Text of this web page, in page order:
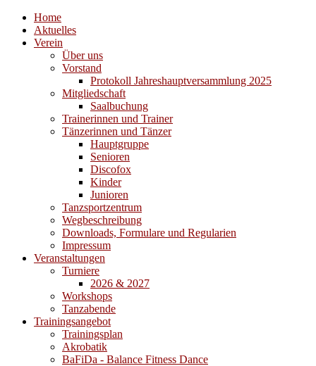
Home
Aktuelles
Verein
Über uns
Vorstand
Protokoll Jahreshauptversammlung 2025
Mitgliedschaft
Saalbuchung
Trainerinnen und Trainer
Tänzerinnen und Tänzer
Hauptgruppe
Senioren
Discofox
Kinder
Junioren
Tanzsportzentrum
Wegbeschreibung
Downloads, Formulare und Regularien
Impressum
Veranstaltungen
Turniere
2026 & 2027
Workshops
Tanzabende
Trainingsangebot
Trainingsplan
Akrobatik
BaFiDa - Balance Fitness Dance